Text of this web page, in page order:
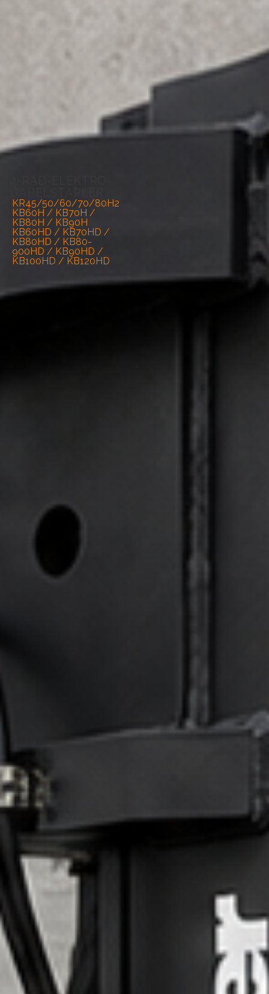
KR45/50/60/70/80H2
KB60H / KB70H /
KB80H / KB90H
KB60HD / KB70HD /
KB80HD / KB80-
900HD / KB90HD /
KB100HD / KB120HD